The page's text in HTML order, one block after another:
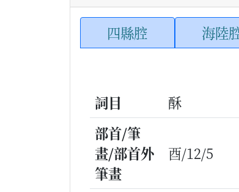
四縣腔 海陸
詞目
酥
部首/筆
畫/部首外
筆畫
酉/12/5